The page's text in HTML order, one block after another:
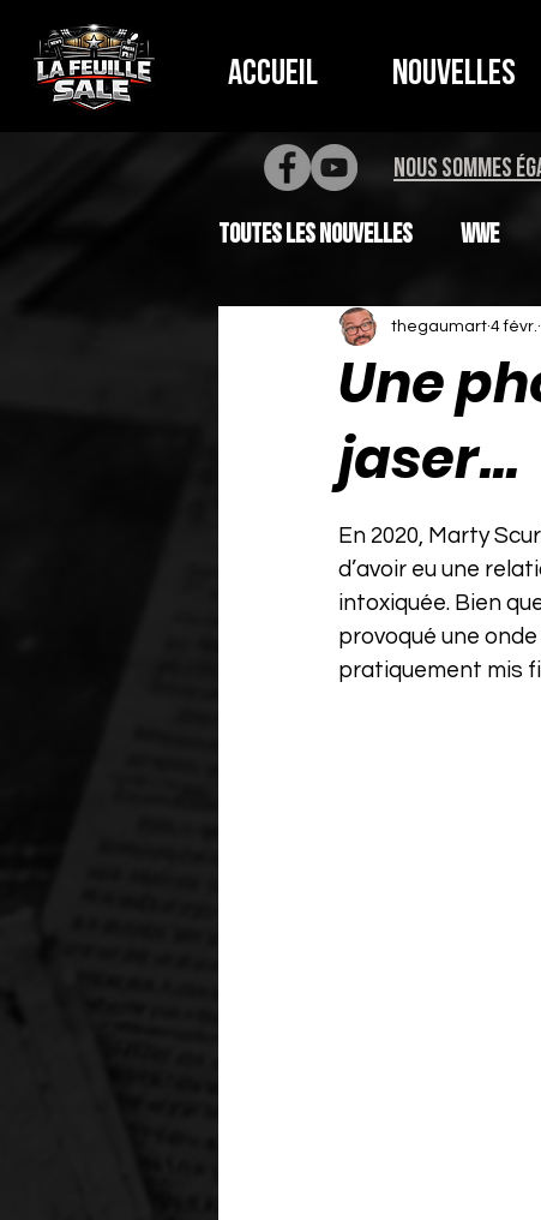
Accueil Nouvelles
Toutes les nouvelles WWE
Une
jaser...
thegaumart 4 févr.
En 2020, Marty
d’avoir eu une
intoxiquée. Bien
provoqué une
pratiquement mis
NOUS SOMMES